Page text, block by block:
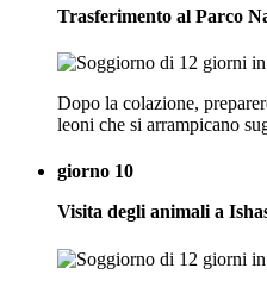
Trasferimento al Parco
Dopo la colazione,
leoni che si arrampicano
giorno 10
Visita degli animali a